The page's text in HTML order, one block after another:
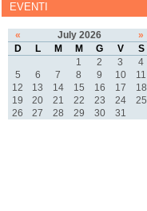
EVENTI
« July 2026
»
D
L M M G V
S
1
2 3
4
5
6 7 8 9 10
11
12
13 14 15 16 17
18
19
20 21 22 23 24
25
26
27 28 29 30 31